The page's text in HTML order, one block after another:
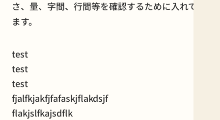
さ、量、字間、行間等を確認するために入れてい
ます。
test
test
test
fjalfkjakfjfafaskjflakdsjf
flakjslfkajsdflk